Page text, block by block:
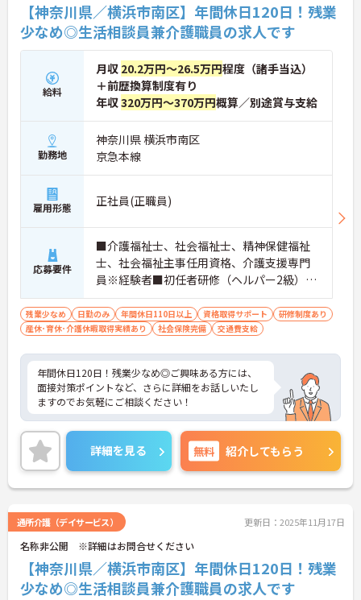
【神奈川県／横浜市南区】年間休日120日！残業
少なめ◎生活相談員兼介護職員の求人です
給料
月収 20.2万円～26.5万円程度（諸手当込）
＋前歴換算制度有り
年収320万円～370万円概算／別途賞与支給
勤務地
神奈川県 横浜市南区
京急本線
雇用形態 正社員(正職員)
応募要件
■介護福祉士、社会福祉士、精神保健福祉
士、社会福祉主事任用資格、介護支援専門
員※経験者■初任者研修（ヘルパー2級）お
よび実務者研修（ヘルパー1級）※介護保険
施設または通所系サービス事業所において
常勤で2年以上（勤務日数360日以上）
残業少なめ 日勤のみ 年間休日110日以上 資格取得サポート
研修制度あり
産休･育休･介護休暇取得実績あり
社会保険完備 交通費支給
年間休日120日！残業少なめ◎ご興味ある方には、
面接対策ポイントなど、さらに詳細をお話しいたし
ますのでお気軽にご相談ください！
詳細を見る 無料 紹介してもらう
通所介護（デイサービス） 更新日：2025年11月17日
名称非公開 ※詳細はお問合せください
【神奈川県／横浜市南区】年間休日120日！残業
少なめ◎生活相談員兼介護職員の求人です